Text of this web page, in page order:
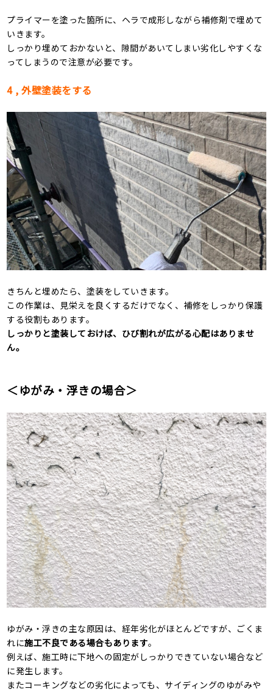
プライマーを塗った箇所に、ヘラで成形しながら補修剤で埋めて
いきます。
しっかり埋めておかないと、隙間があいてしまい劣化しやすくな
ってしまうので注意が必要です。
4 , 外壁塗装をする
きちんと埋めたら、塗装をしていきます。
この作業は、見栄えを良くするだけでなく、補修をしっかり保護
する役割もあります。
しっかりと塗装しておけば、ひび割れが広がる心配はありませ
ん。
＜ゆがみ・浮きの場合＞
ゆがみ・浮きの主な原因は、経年劣化がほとんどですが、ごくま
れに施工不良である場合もあります。
例えば、施工時に下地への固定がしっかりできていない場合など
に発生します。
またコーキングなどの劣化によっても、サイディングのゆがみや